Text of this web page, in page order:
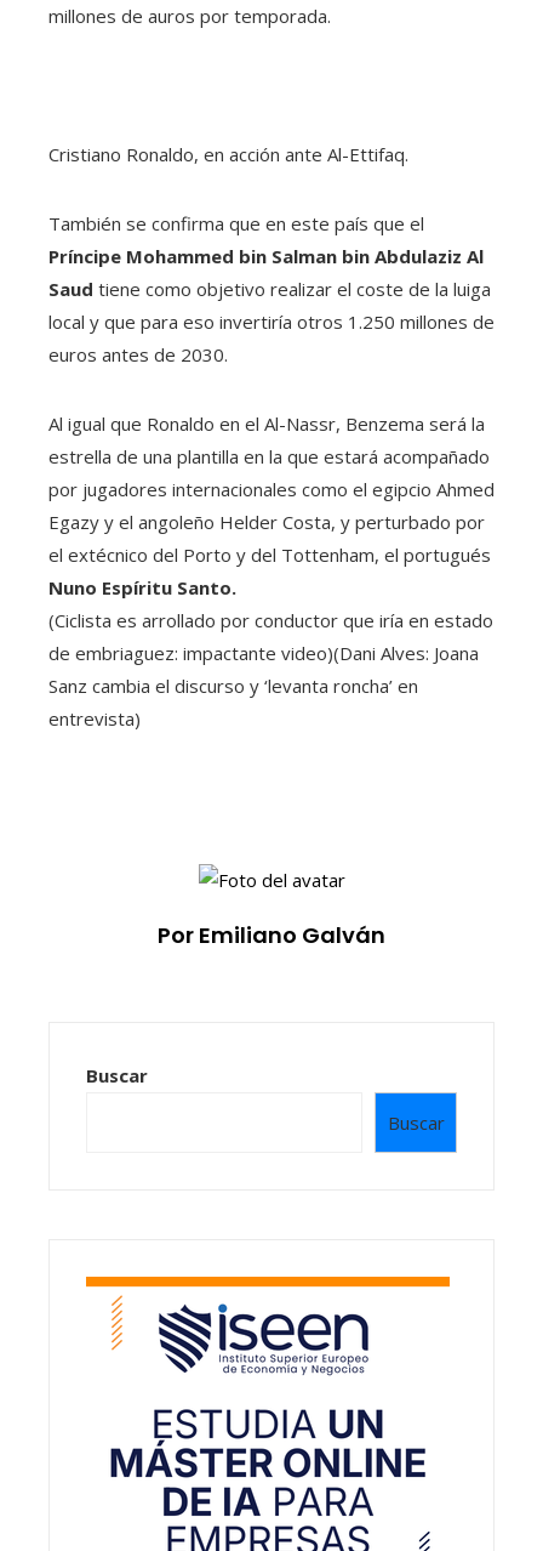
millones de auros por temporada.
Cristiano Ronaldo, en acción ante Al-Ettifaq.
También se confirma que en este país que el
Príncipe Mohammed bin Salman bin Abdulaziz Al
Saud tiene como objetivo realizar el coste de la luiga
local y que para eso invertiría otros 1.250 millones de
euros antes de 2030.
Al igual que Ronaldo en el Al-Nassr, Benzema será la
estrella de una plantilla en la que estará acompañado
por jugadores internacionales como el egipcio Ahmed
Egazy y el angoleño Helder Costa, y perturbado por
el extécnico del Porto y del Tottenham, el portugués
Nuno Espíritu Santo.
(Ciclista es arrollado por conductor que iría en estado
de embriaguez: impactante video)(Dani Alves: Joana
Sanz cambia el discurso y ‘levanta roncha’ en
entrevista)
Por Emiliano Galván
Buscar
Buscar